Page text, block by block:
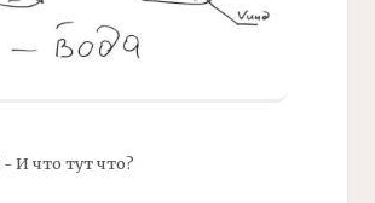
- И что тут что?